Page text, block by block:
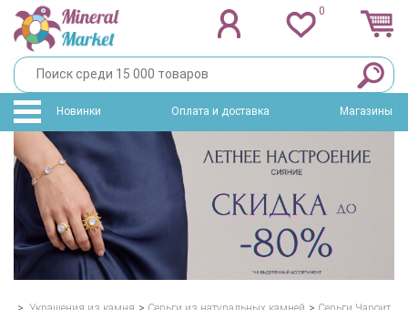
0
Новинки Оплата и доставка Магазины